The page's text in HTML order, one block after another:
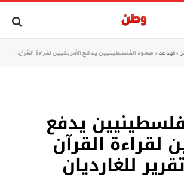
»الهدهد » صمود الفلسطينيين يدفع الأمريكيين لقراءة القرآن الكريم.. تقرير للغارديان يكشف تفاصيل ما خلصوا إليه
يدفع
لقراءة القرآن
للغارديان